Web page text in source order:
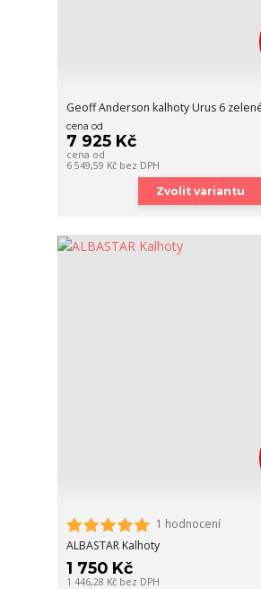
Geoff Anderson kalhoty Urus 6
cena od
7 925 Kč
cena od
6 549,59 Kč bez DPH
Zvolit variantu
1 hodnocení
ALBASTAR Kalhoty
1 750 Kč
1 446,28 Kč bez DPH